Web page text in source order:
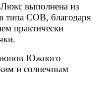
выполнена из
типа COB, благодаря
практически
Южного
и солнечным